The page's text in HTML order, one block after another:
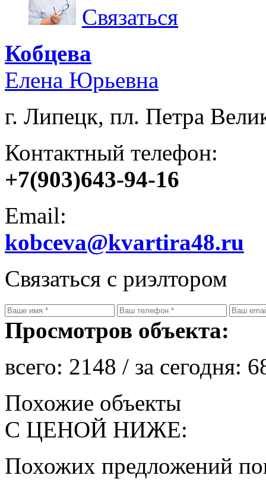
Связаться
Кобцева
Елена Юрьевна
г. Липецк, пл. Петра
Контактный телефон:
+7(903)643-94-16
Email:
kobceva@kvartira48.ru
Связаться с риэлтором
Просмотров объекта:
всего: 2148 / за сегодня:
Похожие объекты
С ЦЕНОЙ НИЖЕ:
Похожих предложений